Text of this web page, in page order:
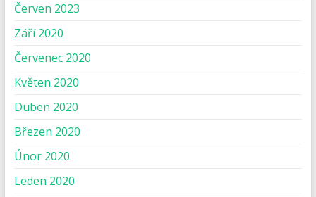
Červen 2023
Září 2020
Červenec 2020
Květen 2020
Duben 2020
Březen 2020
Únor 2020
Leden 2020